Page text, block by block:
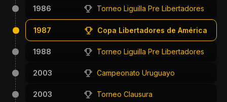
1986 Torneo Liguilla Pre Libertadores
1987 Copa Libertadores de América
1988 Torneo Liguilla Pre Libertadores
2003 Campeonato Uruguayo
2003 Torneo Clausura